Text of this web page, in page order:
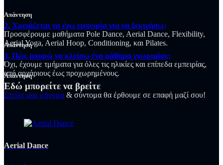
Απάντηση
Προσφέρουμε μαθήματα Pole Dance, Aerial Dance, Flexibility,
Aerial Yoga, Aerial Hoop, Conditioning, και Pilates.
2. Χρειάζεται να έχω εμπειρία για να ξεκινήσω;
Απάντηση
Όχι, έχουμε τμήματα για όλες τις ηλικίες και επίπεδα εμπειρίας,
από αρχάριους έως προχωρημένους.
3. Πώς μπορώ να κλείσω ένα μάθημα γνωριμίας;
Απάντηση
Στείλε μας μήνυμα & σύντομα θα έρθουμε σε επαφή μαζί σου!
Εδώ μπορείτε να βρείτε
Aerial Dance